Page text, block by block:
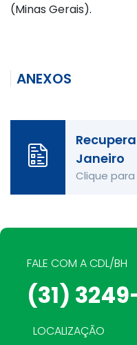
(Minas Gerais).
ANEXOS
Janeiro
Clique
FALE COM A CDL/BH
(31)
LOCALIZAÇÃO